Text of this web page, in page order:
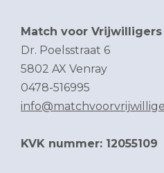
Match voor Vrijwilligers
Dr. Poelsstraat 6
5802 AX Venray
0478-516995
KVK nummer: 12055109